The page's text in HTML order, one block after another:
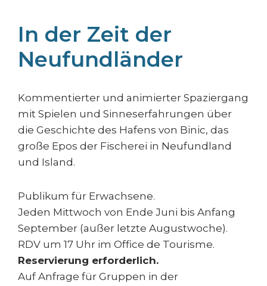
In der Zeit der
Neufundländer
Kommentierter und animierter Spaziergang
mit Spielen und Sinneserfahrungen über
die Geschichte des Hafens von Binic, das
große Epos der Fischerei in Neufundland
und Island.
Publikum für Erwachsene.
Jeden Mittwoch von Ende Juni bis Anfang
September (außer letzte Augustwoche).
RDV um 17 Uhr im Office de Tourisme.
Reservierung erforderlich.
Auf Anfrage für Gruppen in der